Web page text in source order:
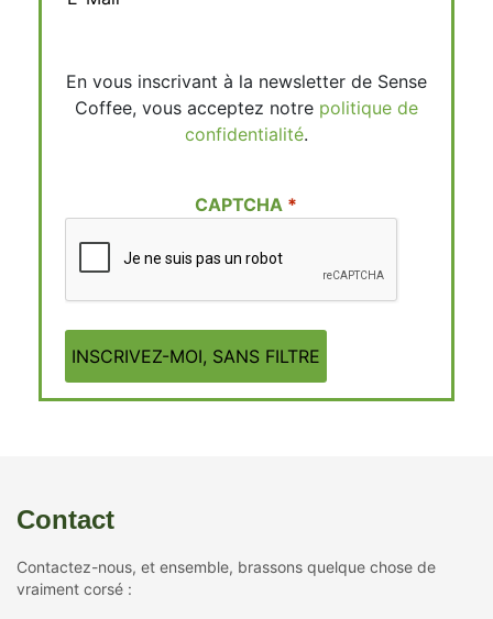
En vous inscrivant à la newsletter de Sense
Coffee, vous acceptez notre politique de
confidentialité.
CAPTCHA
Contact
Contactez-nous, et ensemble, brassons quelque chose de
vraiment corsé :